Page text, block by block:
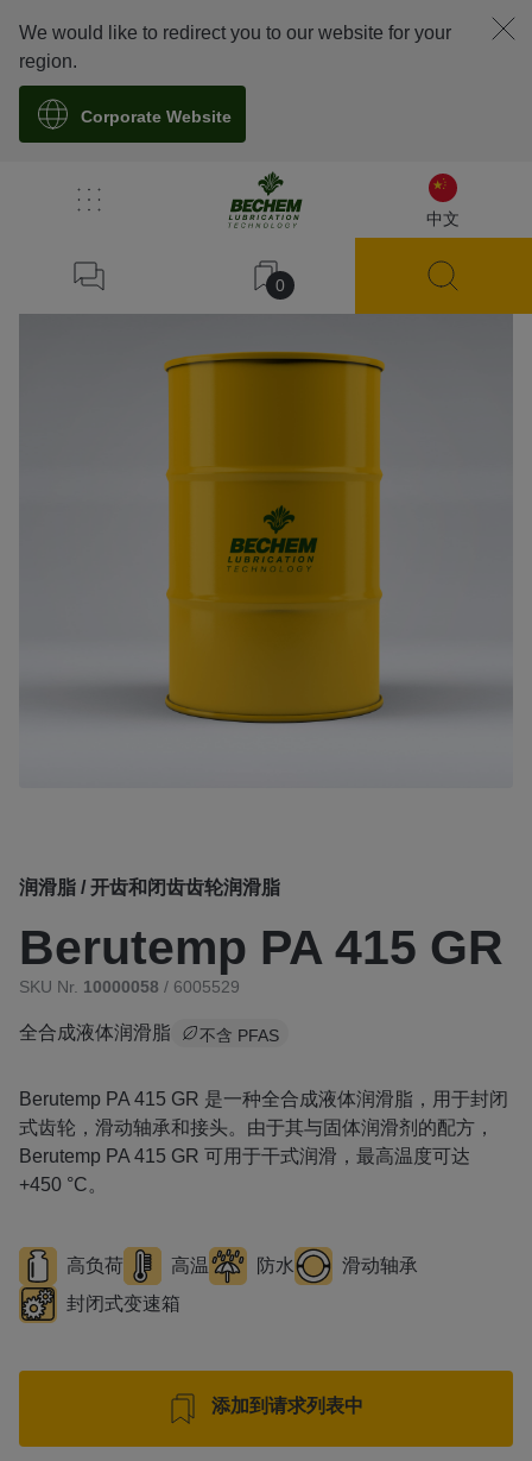
中文
0
We would like to redirect you to our website for your
region.
Corporate Website
溯源
润滑脂 / 开齿和闭齿齿轮润滑脂
Berutemp PA 415 GR
SKU Nr. 10000058 / 6005529
全合成液体润滑脂 不含 PFAS
Berutemp PA 415 GR 是一种全合成液体润滑脂，用于封闭
式齿轮，滑动轴承和接头。由于其与固体润滑剂的配方，
Berutemp PA 415 GR 可用于干式润滑，最高温度可达
+450 °C。
高负荷 高温 防水
滑动轴承
封闭式变速箱
添加到请求列表中